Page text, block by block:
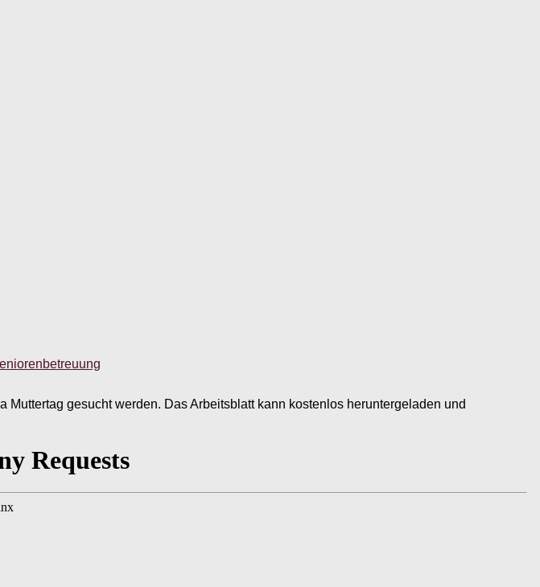
Muttertag gesucht werden. Das Arbeitsblatt kann kostenlos heruntergeladen und